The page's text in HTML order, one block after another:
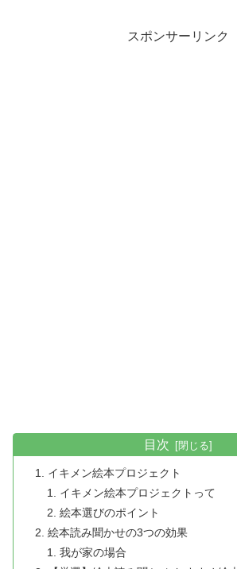
スポンサーリンク
目次
イキメン絵本プロジェクト
イキメン絵本プロジェクトって
絵本選びのポイント
絵本読み聞かせの3つの効果
我が家の場合